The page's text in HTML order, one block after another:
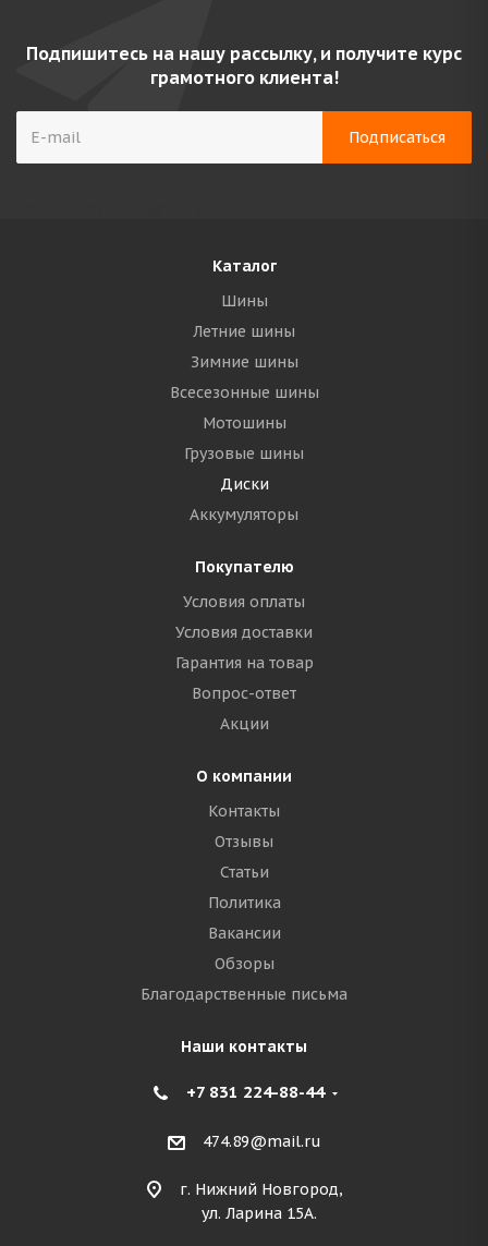
Подпишитесь на нашу рассылку, и получите курс
грамотного клиента!
Каталог
Шины
Летние шины
Зимние шины
Всесезонные шины
Мотошины
Грузовые шины
Диски
Аккумуляторы
Покупателю
Условия оплаты
Условия доставки
Гарантия на товар
Вопрос-ответ
Акции
О компании
Контакты
Отзывы
Статьи
Политика
Вакансии
Обзоры
Благодарственные письма
Наши контакты
+7 831 224-88-44
474.89@mail.ru
г. Нижний Новгород,
ул. Ларина 15А.